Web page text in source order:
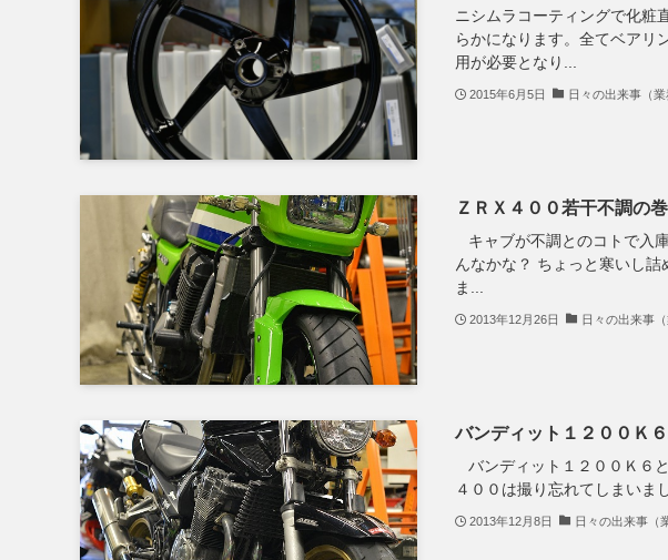
ニシムラコーティングで化粧
らかになります。全てベアリ
用が必要となり...
2015年6月5日 日々の出来事（業
ＺＲＸ４００若干不調の巻
キャブが不調とのコトで入
んなかな？ ちょっと寒いし
ま...
2013年12月26日 日々の出来事（
バンディット１２００Ｋ
バンディット１２００Ｋ６
４００は撮り忘れてしまいま
2013年12月8日 日々の出来事（